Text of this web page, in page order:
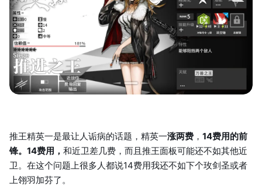
推王精英一是最让人诟病的话题，精英一涨两费 ， 14费用的前
锋。14费用， 和近卫差几费，而且推王面板可能还不如其他近
卫。在这个问题上很多人都说14费用我还不如下个玫剑圣或者
上翎羽加芬了。